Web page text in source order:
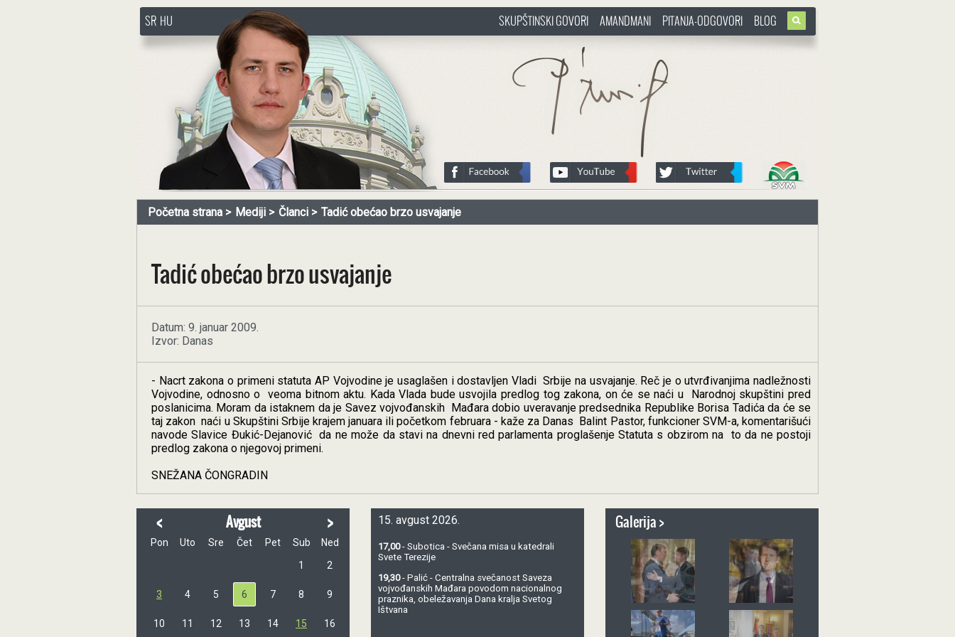
http://www.pasztorbalint.rs/sr
SR HU
http://www.pasztorbalint.rs/sr
SKUPŠTINSKI GOVORI AMANDMANI PITANJA-ODGOVORI BLOG
Početna strana Mediji Članci Tadić obećao brzo usvajanje
Tadić obećao brzo usvajanje
Datum: 9. januar 2009.
Izvor: Danas
- Nacrt zakona o primeni statuta AP Vojvodine je usaglašen i dostavljen Vladi Srbije na usvajanje. Reč je o utvrđivanjima nadležnosti
Vojvodine, odnosno o veoma bitnom aktu. Kada Vlada bude usvojila predlog tog zakona, on će se naći u
Narodnoj skupštini pred
poslanicima. Moram da istaknem da je Savez vojvođanskih Mađara dobio uveravanje predsednika Republike Borisa Tadića da će se
taj zakon naći u Skupštini Srbije krajem januara ili početkom februara - kaže za Danas Balint Pastor, funkcioner SVM-a, komentarišući
navode Slavice Đukić-Dejanović da ne može da stavi na dnevni red parlamenta proglašenje Statuta s obzirom na to da ne postoji
predlog zakona o njegovoj primeni.
SNEŽANA ČONGRADIN
< Avgust >
Pon Uto Sre Čet Pet Sub
Ned
1
2
3 4 5 6 7 8 9
10 11 12 13 14 15 16
15. avgust 2026.
17,00- Subotica - Svečana misa u katedrali
Svete Terezije
19,30- Palić - Centralna svečanost Saveza
vojvođanskih Mađara povodom nacionalnog
praznika, obeležavanja Dana kralja Svetog
Ištvana
Galerija >